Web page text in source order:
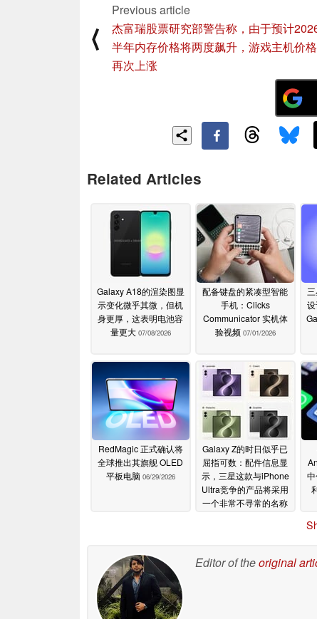
⟨
Previous article
杰富瑞股票研究部警告称，由于预计
半年内存价格将两度飙升，游戏主机价
再次上涨
Related Articles
Galaxy A18的渲染图显
示变化微乎其微，但机
身更厚，这表明电池容
量更大 07/08/2026
配备键盘的紧凑型智能
手机：Clicks
Communicator 实机体
验视频 07/01/2026
RedMagic 正式确认将
全球推出其旗舰 OLED
平板电脑 06/29/2026
Galaxy Z的时日似乎已
屈指可数：配件信息显
示，三星这款与iPhone
Ultra竞争的产品将采用
一个非常不寻常的名称
Editor of theoriginal